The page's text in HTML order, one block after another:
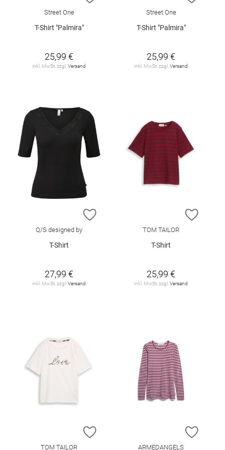
Street One
T-Shirt "Palmira"
25,99 €
inkl. MwSt. zzgl.Versand
Street One
T-Shirt "Palmira"
25,99 €
inkl. MwSt. zzgl.Versand
ZUR WUNSCHLISTE HINZUFÜGEN
Q/S designed by
T-Shirt
27,99 €
inkl. MwSt. zzgl. Versand
ZUR
TOM TAILOR
T-Shirt
25,99 €
inkl. MwSt. zzgl. Versand
ZUR WUNSCHLISTE HINZUFÜGEN
TOM TAILOR
ZUR
ARMEDANGELS